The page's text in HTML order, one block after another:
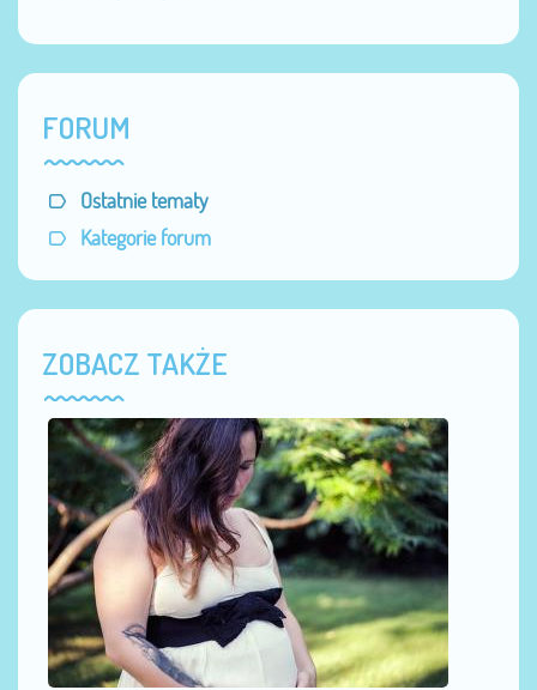
FORUM
Ostatnie tematy
Kategorie forum
ZOBACZ TAKŻE